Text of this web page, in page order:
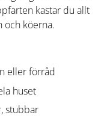
kastar du allt
och köerna.
eller förråd
huset
stubbar